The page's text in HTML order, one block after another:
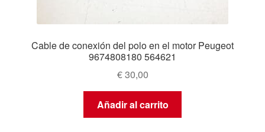
Cable de conexión del polo en el motor Peugeot
9674808180 564621
€30,00
Añadir al carrito